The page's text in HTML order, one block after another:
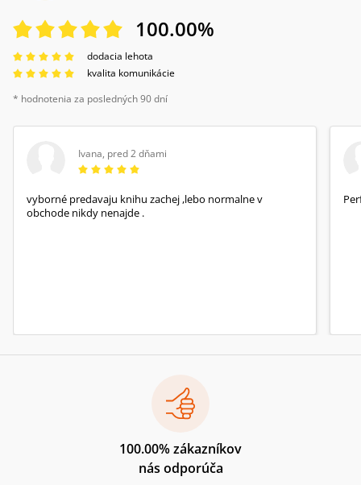
100.00%
dodacia lehota
kvalita komunikácie
* hodnotenia za posledných 90 dní
Ivana, pred 2 dňami
vyborné predavaju knihu zachej ,lebo normalne v
obchode nikdy nenajde .
100.00% zákazníkov
nás odporúča